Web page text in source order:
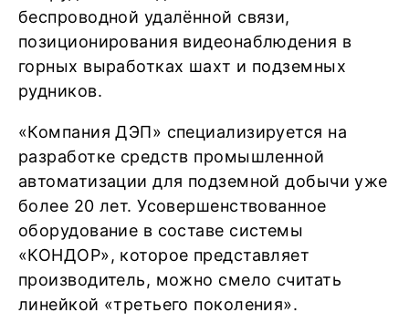
беспроводной удалённой связи,
позиционирования видеонаблюдения в
горных выработках шахт и подземных
рудников.
«Компания ДЭП» специализируется на
разработке средств промышленной
автоматизации для подземной добычи уже
более 20 лет. Усовершенствованное
оборудование в составе системы
«КОНДОР», которое представляет
производитель, можно смело считать
линейкой «третьего поколения».